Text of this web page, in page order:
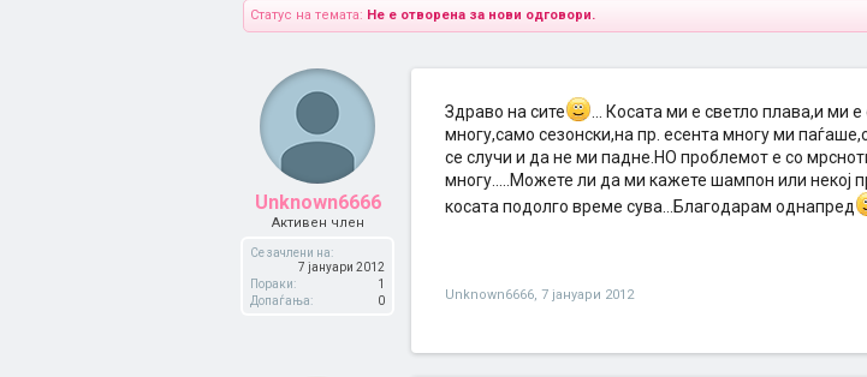
Статус на темата: Не е отворена за нови одговори.
Unknown6666
Активен член
Се зачлени на:
7 јануари 2012
Пораки:
1
Допаѓања:
0
Здраво на сите
... Косата ми е светло плава,и ми
многу,само сезонски,на пр. есента многу ми
се случи и да не ми падне.НО проблемот е со
многу.....Можете ли да ми кажете шампон или некој
косата подолго време сува...Благодарам однапред
Unknown6666, 7 јануари 2012